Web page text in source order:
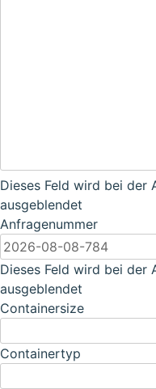
Dieses Feld wird bei der
ausgeblendet
Anfragenummer
Dieses Feld wird bei der
ausgeblendet
Containersize
Containertyp